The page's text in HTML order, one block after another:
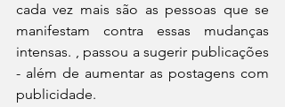
cada vez mais são as pessoas que se
manifestam contra essas mudanças
intensas. , passou a sugerir publicações
- além de aumentar as postagens com
publicidade.